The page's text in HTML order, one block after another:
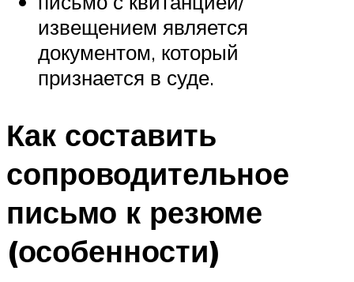
извещением является
документом, который
признается в суде.
Как составить
сопроводительное
письмо к резюме
(особенности)